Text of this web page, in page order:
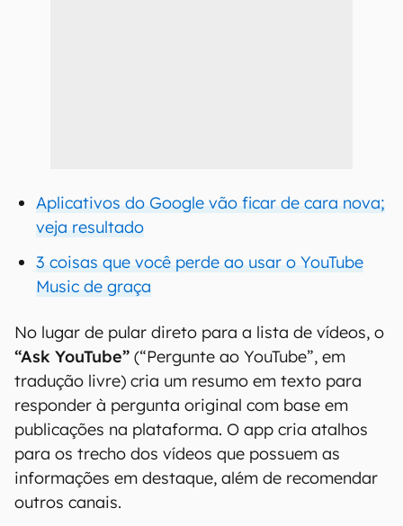
Aplicativos do Google vão ficar de cara nova;
veja resultado
3 coisas que você perde ao usar o YouTube
Music de graça
No lugar de pular direto para a lista de vídeos, o
“Ask YouTube” (“Pergunte ao YouTube”, em
tradução livre) cria um resumo em texto para
responder à pergunta original com base em
publicações na plataforma. O app cria atalhos
para os trecho dos vídeos que possuem as
informações em destaque, além de recomendar
outros canais.